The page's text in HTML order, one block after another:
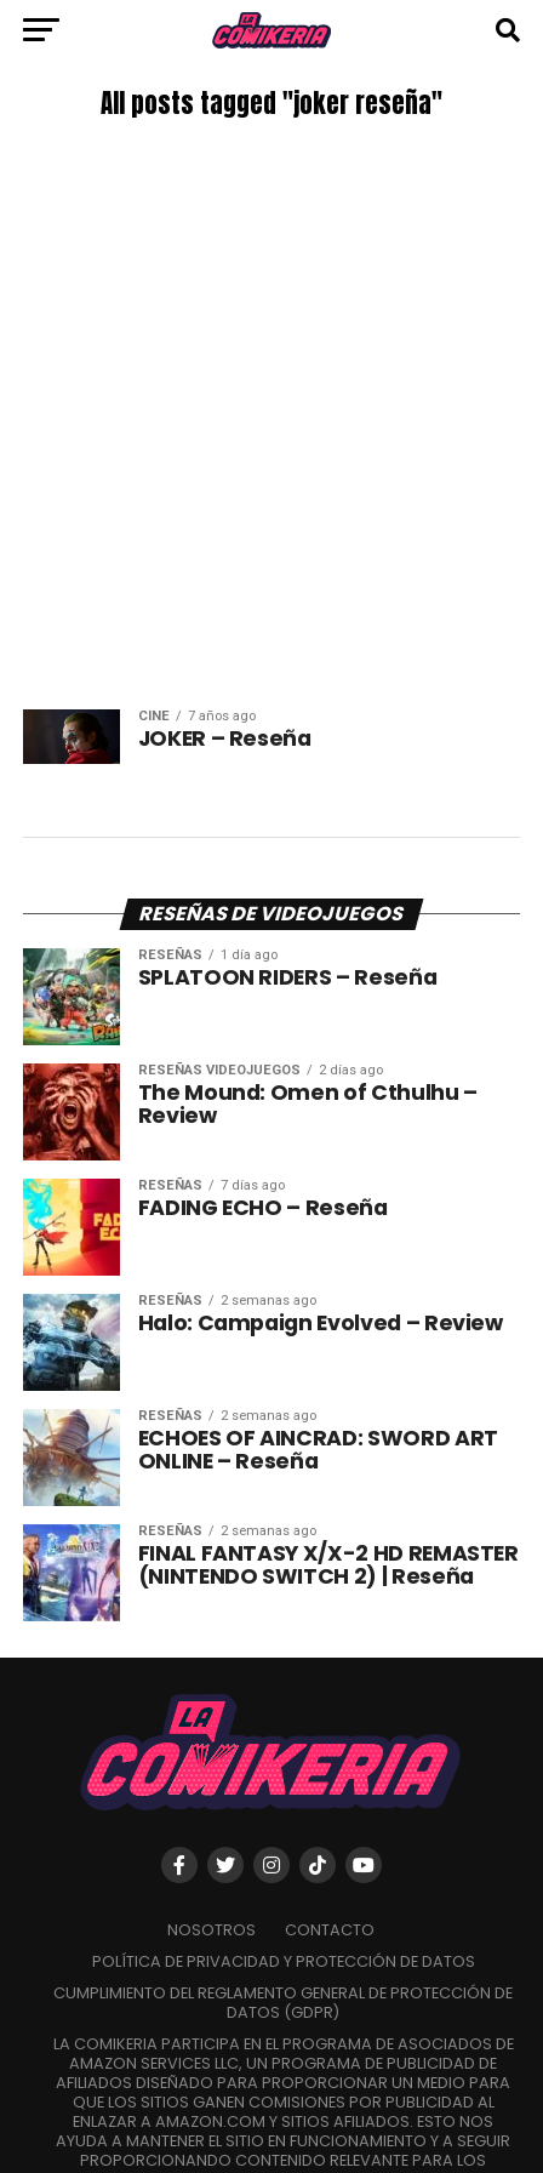
All posts tagged "joker reseña"
CINE 7 años ago
JOKER – Reseña
RESEÑAS DE VIDEOJUEGOS
RESEÑAS 1 día ago
SPLATOON RIDERS – Reseña
RESEÑAS VIDEOJUEGOS 2 días ago
The Mound: Omen of Cthulhu –
Review
RESEÑAS 7 días ago
FADING ECHO – Reseña
RESEÑAS 2 semanas ago
Halo: Campaign Evolved – Review
RESEÑAS 2 semanas ago
ECHOES OF AINCRAD: SWORD ART
ONLINE – Reseña
RESEÑAS 2 semanas ago
FINAL FANTASY X/X-2 HD REMASTER
(NINTENDO SWITCH 2) | Reseña
NOSOTROS
CONTACTO
POLÍTICA DE PRIVACIDAD Y PROTECCIÓN DE DATOS
CUMPLIMIENTO DEL REGLAMENTO GENERAL DE PROTECCIÓN DE
DATOS (GDPR)
LA COMIKERIA PARTICIPA EN EL PROGRAMA DE ASOCIADOS DE
AMAZON SERVICES LLC, UN PROGRAMA DE PUBLICIDAD DE
AFILIADOS DISEÑADO PARA PROPORCIONAR UN MEDIO PARA
QUE LOS SITIOS GANEN COMISIONES POR PUBLICIDAD AL
ENLAZAR A AMAZON.COM Y SITIOS AFILIADOS. ESTO NOS
AYUDA A MANTENER EL SITIO EN FUNCIONAMIENTO Y A SEGUIR
PROPORCIONANDO CONTENIDO RELEVANTE PARA LOS